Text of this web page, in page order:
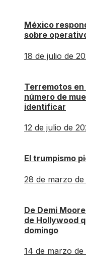
México
sobre
18 de julio de
Terremotos en
número de
identificar
12 de julio de
El trumpismo
28 de marzo de
De Demi
de Hollywood
domingo
14 de marzo de